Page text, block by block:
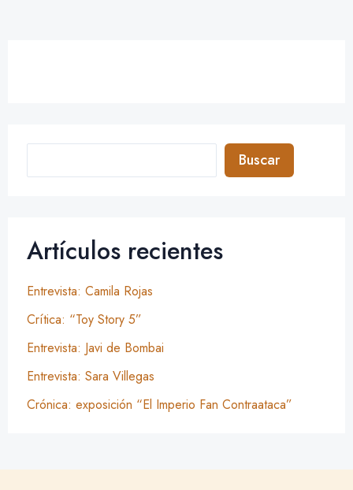
Buscar
Artículos recientes
Entrevista: Camila Rojas
Crítica: “Toy Story 5”
Entrevista: Javi de Bombai
Entrevista: Sara Villegas
Crónica: exposición “El Imperio Fan Contraataca”